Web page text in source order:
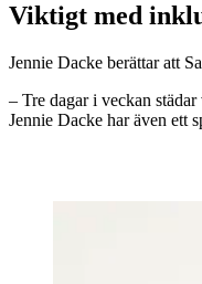
Viktigt med
Jennie Dacke berättar att
– Tre dagar i veckan
Jennie Dacke har även ett